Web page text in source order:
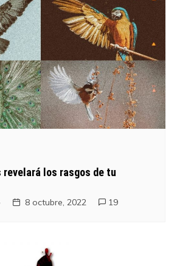
revelará los rasgos de tu
8 octubre, 2022 19